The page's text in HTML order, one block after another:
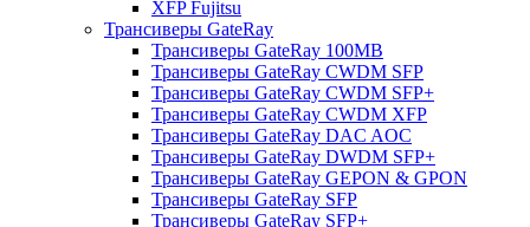
XFP Fujitsu
Трансиверы GateRay
Трансиверы GateRay 100MB
Трансиверы GateRay CWDM SFP
Трансиверы GateRay CWDM SFP+
Трансиверы GateRay CWDM XFP
Трансиверы GateRay DAC AOC
Трансиверы GateRay DWDM SFP+
Трансиверы GateRay GEPON & GPON
Трансиверы GateRay SFP
Трансиверы GateRay SFP+